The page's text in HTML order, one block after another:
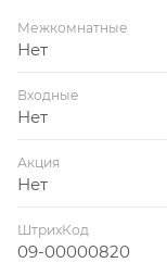
Межкомнатные
Нет
Входные
Нет
Акция
Нет
ШтрихКод
09-00000820